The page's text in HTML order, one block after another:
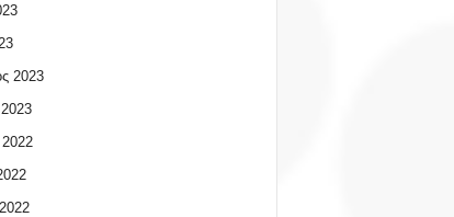
2023
2022